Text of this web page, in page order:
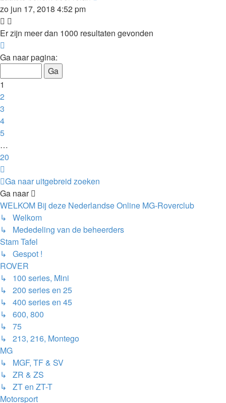
zo jun 17, 2018 4:52 pm
Er zijn meer dan 1000 resultaten gevonden
1
20
Ga naar pagina:
1
2
3
4
5
…
20
Ga naar uitgebreid zoeken
Ga naar
WELKOM Bij deze Nederlandse Online MG-Roverclub
↳ Welkom
↳ Mededeling van de beheerders
Stam Tafel
↳ Gespot !
ROVER
↳ 100 series, Mini
↳ 200 series en 25
↳ 400 series en 45
↳ 600, 800
↳ 75
↳ 213, 216, Montego
MG
↳ MGF, TF & SV
↳ ZR & ZS
↳ ZT en ZT-T
Motorsport